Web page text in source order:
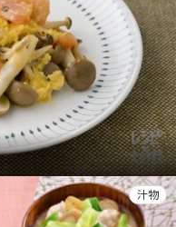
とうもろこし
ヤ
汁物